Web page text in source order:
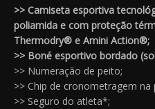
>> Camiseta esportiva
poliamida e com proteção
Thermodry® e Amini Action®;
>> Boné esportivo bordado
>> Numeração de peito;
>> Chip de cronometragem
>> Seguro do atleta*;